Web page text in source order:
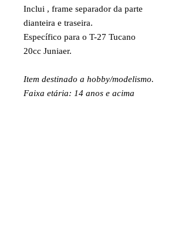
Inclui , frame separador da parte
dianteira e traseira.
Específico para o T-27 Tucano
20cc Juniaer.
Item destinado a hobby/modelismo.
Faixa etária: 14 anos e acima